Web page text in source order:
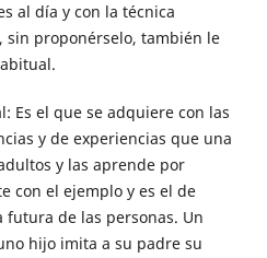
al día y con la técnica
sin proponérselo, también le
Es el que se adquiere con las
y de experiencias que una
y las aprende por
con el ejemplo y es el de
futura de las personas. Un
hijo imita a su padre su